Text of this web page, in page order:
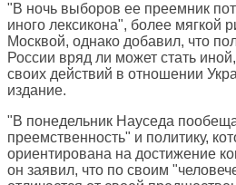
"В ночь выборов ее преемник
иного лексикона", более мягкой
Москвой, однако добавил, что
России вряд ли может стать
своих действий в отношении
издание.
"В понедельник Науседа
преемственность" и политику,
ориентирована на достижение
он заявил, что по своим